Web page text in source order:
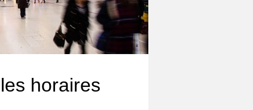
horaires